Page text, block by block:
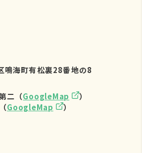
鳴海町有松裏28番地の8
二（GoogleMap
）
GoogleMap
）